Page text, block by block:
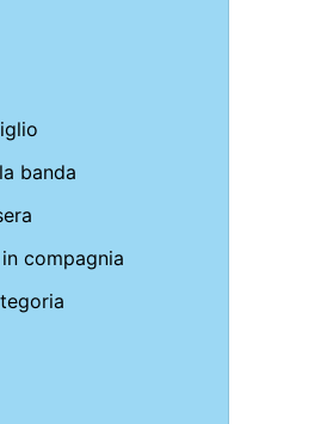
banda
compagnia